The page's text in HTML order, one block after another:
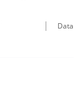
Data